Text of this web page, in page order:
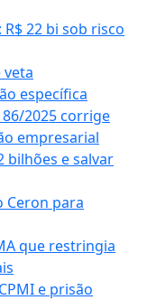
22 bi sob risco
específica
2025 corrige
empresarial
bilhões e salvar
para
que restringia
e prisão